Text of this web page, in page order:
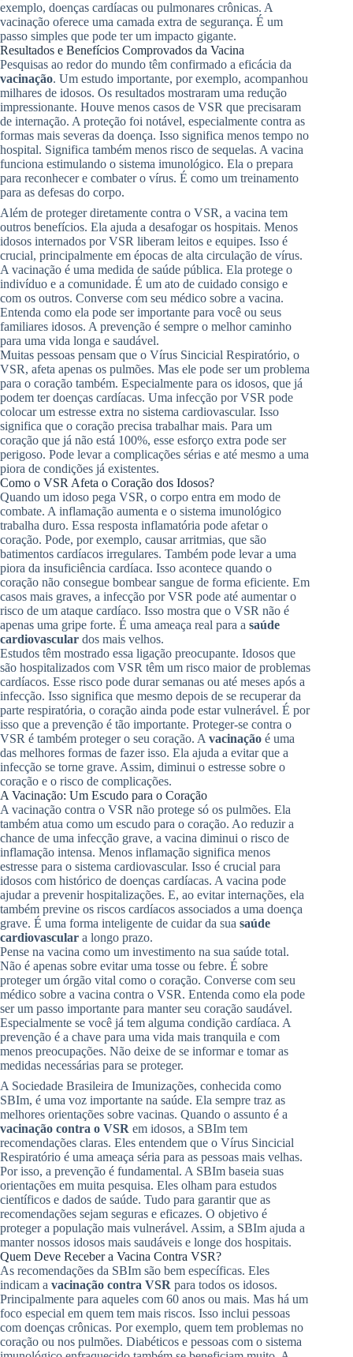
exemplo, doenças cardíacas ou pulmonares crônicas. A
vacinação oferece uma camada extra de segurança. É um
passo simples que pode ter um impacto gigante.
Resultados e Benefícios Comprovados da Vacina
Pesquisas ao redor do mundo têm confirmado a eficácia da
vacinação. Um estudo importante, por exemplo, acompanhou
milhares de idosos. Os resultados mostraram uma redução
impressionante. Houve menos casos de VSR que precisaram
de internação. A proteção foi notável, especialmente contra as
formas mais severas da doença. Isso significa menos tempo no
hospital. Significa também menos risco de sequelas. A vacina
funciona estimulando o sistema imunológico. Ela o prepara
para reconhecer e combater o vírus. É como um treinamento
para as defesas do corpo.
Além de proteger diretamente contra o VSR, a vacina tem
outros benefícios. Ela ajuda a desafogar os hospitais. Menos
idosos internados por VSR liberam leitos e equipes. Isso é
crucial, principalmente em épocas de alta circulação de vírus.
A vacinação é uma medida de saúde pública. Ela protege o
indivíduo e a comunidade. É um ato de cuidado consigo e
com os outros. Converse com seu médico sobre a vacina.
Entenda como ela pode ser importante para você ou seus
familiares idosos. A prevenção é sempre o melhor caminho
para uma vida longa e saudável.
Muitas pessoas pensam que o Vírus Sincicial Respiratório, o
VSR, afeta apenas os pulmões. Mas ele pode ser um problema
para o coração também. Especialmente para os idosos, que já
podem ter doenças cardíacas. Uma infecção por VSR pode
colocar um estresse extra no sistema cardiovascular. Isso
significa que o coração precisa trabalhar mais. Para um
coração que já não está 100%, esse esforço extra pode ser
perigoso. Pode levar a complicações sérias e até mesmo a uma
piora de condições já existentes.
Como o VSR Afeta o Coração dos Idosos?
Quando um idoso pega VSR, o corpo entra em modo de
combate. A inflamação aumenta e o sistema imunológico
trabalha duro. Essa resposta inflamatória pode afetar o
coração. Pode, por exemplo, causar arritmias, que são
batimentos cardíacos irregulares. Também pode levar a uma
piora da insuficiência cardíaca. Isso acontece quando o
coração não consegue bombear sangue de forma eficiente. Em
casos mais graves, a infecção por VSR pode até aumentar o
risco de um ataque cardíaco. Isso mostra que o VSR não é
apenas uma gripe forte. É uma ameaça real para a saúde
cardiovascular dos mais velhos.
Estudos têm mostrado essa ligação preocupante. Idosos que
são hospitalizados com VSR têm um risco maior de problemas
cardíacos. Esse risco pode durar semanas ou até meses após a
infecção. Isso significa que mesmo depois de se recuperar da
parte respiratória, o coração ainda pode estar vulnerável. É por
isso que a prevenção é tão importante. Proteger-se contra o
VSR é também proteger o seu coração. A vacinação é uma
das melhores formas de fazer isso. Ela ajuda a evitar que a
infecção se torne grave. Assim, diminui o estresse sobre o
coração e o risco de complicações.
A Vacinação: Um Escudo para o Coração
A vacinação contra o VSR não protege só os pulmões. Ela
também atua como um escudo para o coração. Ao reduzir a
chance de uma infecção grave, a vacina diminui o risco de
inflamação intensa. Menos inflamação significa menos
estresse para o sistema cardiovascular. Isso é crucial para
idosos com histórico de doenças cardíacas. A vacina pode
ajudar a prevenir hospitalizações. E, ao evitar internações, ela
também previne os riscos cardíacos associados a uma doença
grave. É uma forma inteligente de cuidar da sua saúde
cardiovascular a longo prazo.
Pense na vacina como um investimento na sua saúde total.
Não é apenas sobre evitar uma tosse ou febre. É sobre
proteger um órgão vital como o coração. Converse com seu
médico sobre a vacina contra o VSR. Entenda como ela pode
ser um passo importante para manter seu coração saudável.
Especialmente se você já tem alguma condição cardíaca. A
prevenção é a chave para uma vida mais tranquila e com
menos preocupações. Não deixe de se informar e tomar as
medidas necessárias para se proteger.
A Sociedade Brasileira de Imunizações, conhecida como
SBIm, é uma voz importante na saúde. Ela sempre traz as
melhores orientações sobre vacinas. Quando o assunto é a
vacinação contra o VSR em idosos, a SBIm tem
recomendações claras. Eles entendem que o Vírus Sincicial
Respiratório é uma ameaça séria para as pessoas mais velhas.
Por isso, a prevenção é fundamental. A SBIm baseia suas
orientações em muita pesquisa. Eles olham para estudos
científicos e dados de saúde. Tudo para garantir que as
recomendações sejam seguras e eficazes. O objetivo é
proteger a população mais vulnerável. Assim, a SBIm ajuda a
manter nossos idosos mais saudáveis e longe dos hospitais.
Quem Deve Receber a Vacina Contra VSR?
As recomendações da SBIm são bem específicas. Eles
indicam a vacinação contra VSR para todos os idosos.
Principalmente para aqueles com 60 anos ou mais. Mas há um
foco especial em quem tem mais riscos. Isso inclui pessoas
com doenças crônicas. Por exemplo, quem tem problemas no
coração ou nos pulmões. Diabéticos e pessoas com o sistema